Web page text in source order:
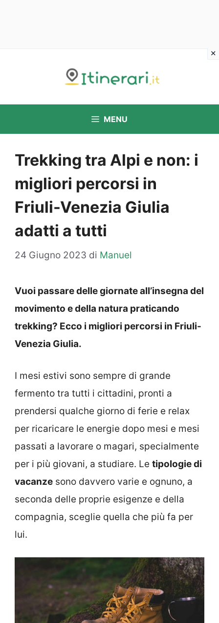
MENU
Trekking tra Alpi e non: i
migliori percorsi in
Friuli-Venezia Giulia
adatti a tutti
24 Giugno 2023 di Manuel
Vuoi passare delle giornate all’insegna del
movimento e della natura praticando
trekking? Ecco i migliori percorsi in Friuli-
Venezia Giulia.
I mesi estivi sono sempre di grande
fermento tra tutti i cittadini, pronti a
prendersi qualche giorno di ferie e relax
per ricaricare le energie dopo mesi e mesi
passati a lavorare o magari, specialmente
per i più giovani, a studiare. Le tipologie di
vacanze sono davvero varie e ognuno, a
seconda delle proprie esigenze e della
compagnia, sceglie quella che più fa per
lui.